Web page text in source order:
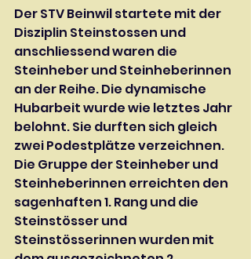
Der STV Beinwil startete mit der
Disziplin Steinstossen und
anschliessend waren die
Steinheber und Steinheberinnen
an der Reihe. Die dynamische
Hubarbeit wurde wie letztes Jahr
belohnt. Sie durften sich gleich
zwei Podestplätze verzeichnen.
Die Gruppe der Steinheber und
Steinheberinnen erreichten den
sagenhaften 1. Rang und die
Steinstösser und
Steinstösserinnen wurden mit